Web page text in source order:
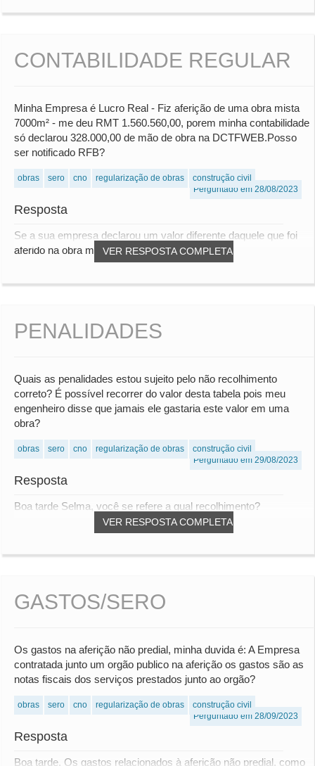
CONTABILIDADE REGULAR
Minha Empresa é Lucro Real - Fiz aferição de uma obra mista
7000m² - me deu RMT 1.560.560,00, porem minha contabilidade
só declarou 328.000,00 de mão de obra na DCTFWEB.Posso
ser notificado RFB?
obras sero cno regularização de obras
construção civil
Perguntado em 28/08/2023
Resposta
VER RESPOSTA COMPLETA
Se a sua empresa declarou um valor diferente daquele que foi
aferido na obra mista, pode haver a pos...
PENALIDADES
Quais as penalidades estou sujeito pelo não recolhimento
correto? É possível recorrer do valor desta tabela pois meu
engenheiro disse que jamais ele gastaria este valor em uma
obra?
obras sero cno regularização de obras
construção civil
Perguntado em 29/08/2023
Resposta
VER RESPOSTA COMPLETA
Boa tarde Selma, você se refere a qual recolhimento?
GASTOS/SERO
Os gastos na aferição não predial, minha duvida é: A Empresa
contratada junto um orgão publico na aferição os gastos são as
notas fiscais dos serviços prestados junto ao orgão?
obras sero cno regularização de obras
construção civil
Perguntado em 28/09/2023
Resposta
Boa tarde, Os gastos relacionados à aferição não predial, como